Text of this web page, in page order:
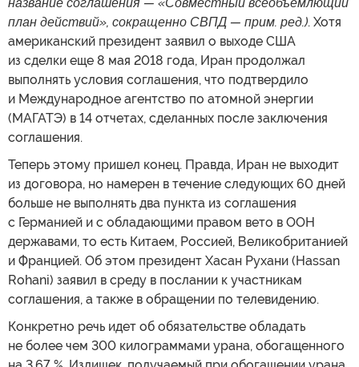
план действий», сокращенно СВПД — прим. ред.). Хотя
американский президент заявил о выходе США
из сделки еще 8 мая 2018 года, Иран продолжал
выполнять условия соглашения, что подтвердило
и Международное агентство по атомной энергии
(МАГАТЭ) в 14 отчетах, сделанных после заключения
соглашения.
Теперь этому пришел конец. Правда, Иран не выходит
из договора, но намерен в течение следующих 60 дней
больше не выполнять два пункта из соглашения
с Германией и с обладающими правом вето в ООН
державами, то есть Китаем, Россией, Великобританией
и Францией. Об этом президент Хасан Рухани (Hassan
Rohani) заявил в среду в послании к участникам
соглашения, а также в обращении по телевидению.
Конкретно речь идет об обязательстве обладать
не более чем 300 килограммами урана, обогащенного